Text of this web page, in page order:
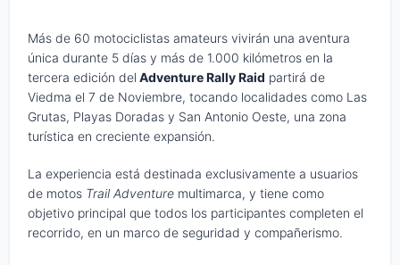
Más de 60 motociclistas amateurs vivirán una aventura
única durante 5 días y más de 1.000 kilómetros en la
tercera edición del Adventure Rally Raid partirá de
Viedma el 7 de Noviembre, tocando localidades como Las
Grutas, Playas Doradas y San Antonio Oeste, una zona
turística en creciente expansión.
La experiencia está destinada exclusivamente a usuarios
de motos Trail Adventure multimarca, y tiene como
objetivo principal que todos los participantes completen el
recorrido, en un marco de seguridad y compañerismo.